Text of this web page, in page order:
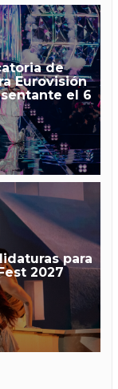
de
Eurovisión
el 6
para
2027